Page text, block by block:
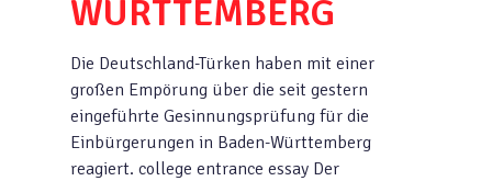
WÜRTTEMBERG
Die Deutschland-Türken haben mit einer
großen Empörung über die seit gestern
eingeführte Gesinnungsprüfung für die
Einbürgerungen in Baden-Württemberg
reagiert. college entrance essay Der